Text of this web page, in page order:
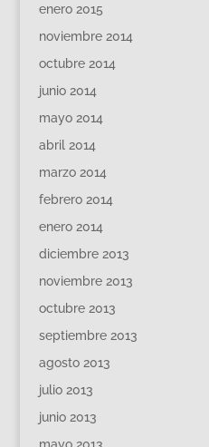
enero 2015
noviembre 2014
octubre 2014
junio 2014
mayo 2014
abril 2014
marzo 2014
febrero 2014
enero 2014
diciembre 2013
noviembre 2013
octubre 2013
septiembre 2013
agosto 2013
julio 2013
junio 2013